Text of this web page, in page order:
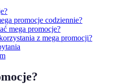
promocje codziennie?
mega promocje?
z mega promocji?